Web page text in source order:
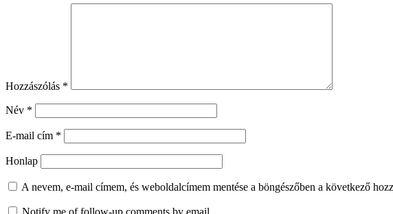
Hozzászólás *
Név *
E-mail cím *
Honlap
A nevem, e-mail címem, és weboldalcímem mentése a böngészőben a következő
Notify me of follow-up comments by email.